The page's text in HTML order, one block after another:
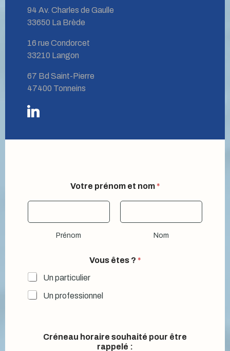
94 Av. Charles de Gaulle
33650 La Brède
16 rue Condorcet
33210 Langon
67 Bd Saint-Pierre
47400 Tonneins
Votre prénom et nom *
Prénom Nom
Vous êtes ? *
Un particulier
Un professionnel
Créneau horaire souhaité pour être
rappelé :